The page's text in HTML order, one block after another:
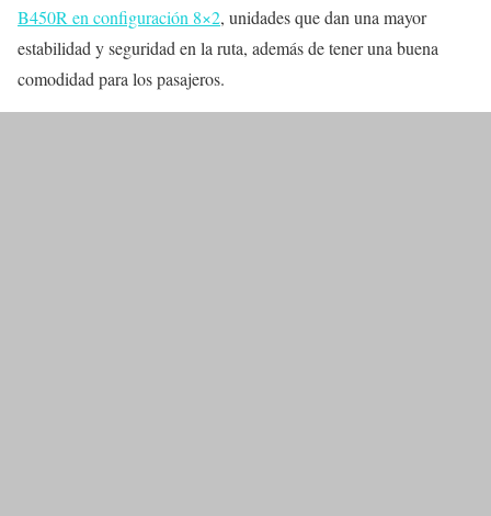
B450R en configuración 8×2, unidades que dan una mayor
estabilidad y seguridad en la ruta, además de tener una buena
comodidad para los pasajeros.